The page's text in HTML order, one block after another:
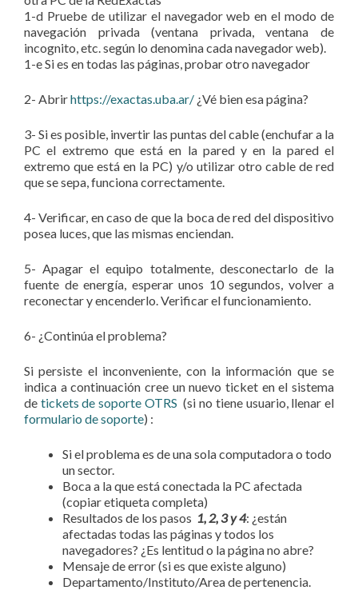
1-d Pruebe de utilizar el navegador web en el modo de
navegación privada (ventana privada, ventana de
incognito, etc. según lo denomina cada navegador web).
1-e Si es en todas las páginas, probar otro navegador
2- Abrirhttps://exactas.uba.ar/ ¿Vé bien esa página?
3- Si es posible, invertir las puntas del cable (enchufar a la
PC el extremo que está en la pared y en la pared el
extremo que está en la PC) y/o utilizar otro cable de red
que se sepa, funciona correctamente.
4- Verificar, en caso de que la boca de red del dispositivo
posea luces, que las mismas enciendan.
5- Apagar el equipo totalmente, desconectarlo de la
fuente de energía, esperar unos 10 segundos, volver a
reconectar y encenderlo. Verificar el funcionamiento.
6- ¿Continúa el problema?
Si persiste el inconveniente, con la información que se
indica a continuación cree un nuevo ticket en el sistema
de tickets de soporte OTRS (si no tiene usuario, llenar el
formulario de soporte) :
Si el problema es de una sola computadora o todo
un sector.
Boca a la que está conectada la PC afectada
(copiar etiqueta completa)
Resultados de los pasos 1, 2, 3 y 4: ¿están
afectadas todas las páginas y todos los
navegadores? ¿Es lentitud o la página no abre?
Mensaje de error (si es que existe alguno)
Departamento/Instituto/Area de pertenencia.